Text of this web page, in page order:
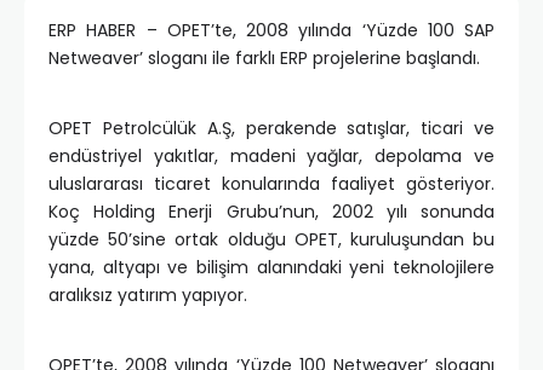
ERP HABER – OPET’te, 2008 yılında ‘Yüzde 100 SAP
Netweaver’ sloganı ile farklı ERP projelerine başlandı.
OPET Petrolcülük A.Ş, perakende satışlar, ticari ve
endüstriyel yakıtlar, madeni yağlar, depolama ve
uluslararası ticaret konularında faaliyet gösteriyor.
Koç Holding Enerji Grubu’nun, 2002 yılı sonunda
yüzde 50’sine ortak olduğu OPET, kuruluşundan bu
yana, altyapı ve bilişim alanındaki yeni teknolojilere
aralıksız yatırım yapıyor.
OPET’te, 2008 yılında ‘Yüzde 100 Netweaver’ sloganı